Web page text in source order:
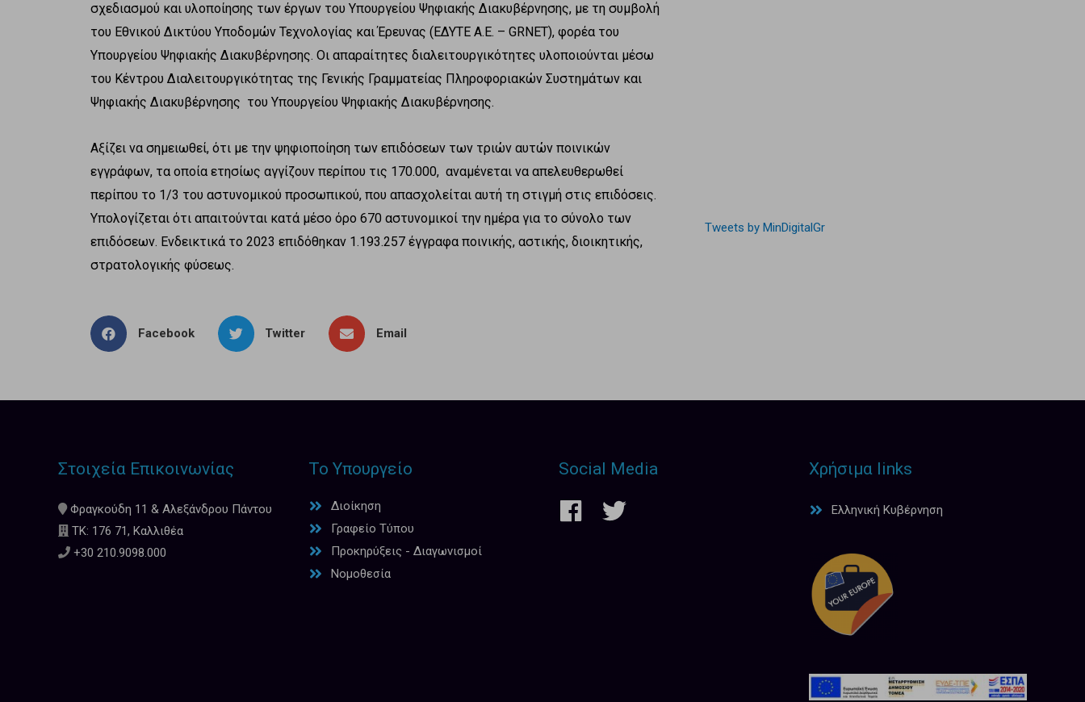
σχεδιασμού και υλοποίησης των έργων του Υπουργείου Ψηφιακής Διακυβέρνησης, με τη συμβολή
του Εθνικού Δικτύου Υποδομών Τεχνολογίας και Έρευνας (ΕΔΥΤΕ Α.Ε. – GRNET), φορέα του
Υπουργείου Ψηφιακής Διακυβέρνησης. Οι απαραίτητες διαλειτουργικότητες υλοποιούνται μέσω
του Κέντρου Διαλειτουργικότητας της Γενικής Γραμματείας Πληροφοριακών Συστημάτων και
Ψηφιακής Διακυβέρνησης του Υπουργείου Ψηφιακής Διακυβέρνησης.
Αξίζει να σημειωθεί, ότι με την ψηφιοποίηση των επιδόσεων των τριών αυτών ποινικών
εγγράφων, τα οποία ετησίως αγγίζουν περίπου τις 170.000, αναμένεται να απελευθερωθεί
περίπου το 1/3 του αστυνομικού προσωπικού, που απασχολείται αυτή τη στιγμή στις επιδόσεις.
Υπολογίζεται ότι απαιτούνται κατά μέσο όρο 670 αστυνομικοί την ημέρα για το σύνολο των
επιδόσεων. Ενδεικτικά το 2023 επιδόθηκαν 1.193.257 έγγραφα ποινικής, αστικής, διοικητικής,
στρατολογικής φύσεως.
Facebook Twitter Email
Tweets by MinDigitalGr
Στοιχεία Επικοινωνίας
Φραγκούδη 11 & Αλεξάνδρου Πάντου
ΤΚ: 176 71, Καλλιθέα
+30 210.9098.000
Το Υπουργείο
Διοίκηση
Γραφείο Τύπου
Προκηρύξεις - Διαγωνισμοί
Νομοθεσία
Social Media Χρήσιμα links
Ελληνική Κυβέρνηση